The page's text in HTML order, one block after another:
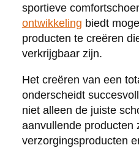
sportieve
ontwikkeling biedt
producten te creëren
verkrijgbaar zijn.
Het creëren van een
onderscheidt
niet alleen de juiste
aanvullende producten
verzorgingsproducten